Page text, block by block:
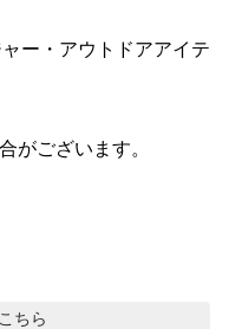
ー・アウトドアアイテ
ございます。
ちら